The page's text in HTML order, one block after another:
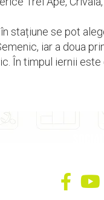
stațiune se pot
iar a doua
În timpul iernii